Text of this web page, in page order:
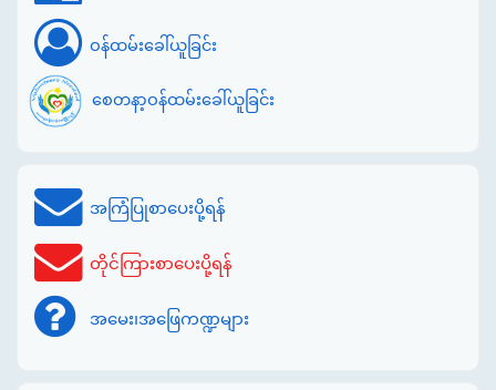
ဝန်ထမ်းခေါ်ယူခြင်း
စေတနာ့ဝန်ထမ်းခေါ်ယူခြင်း
အကြံပြုစာပေးပို့ရန်
တိုင်ကြားစာပေးပို့ရန်
အမေး၊အဖြေကဏ္ဍများ